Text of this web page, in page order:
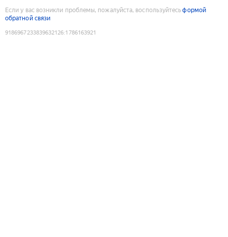
Если у вас возникли проблемы, пожалуйста, воспользуйтесьформой
обратной связи
9186967233839632126:1786163921